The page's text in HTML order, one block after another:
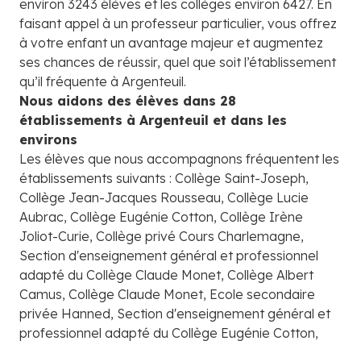
environ 3243 élèves et les collèges environ 6427. En
faisant appel à un professeur particulier, vous offrez
à votre enfant un avantage majeur et augmentez
ses chances de réussir, quel que soit l’établissement
qu’il fréquente à Argenteuil.
Nous aidons des élèves dans 28
établissements à Argenteuil et dans les
environs
Les élèves que nous accompagnons fréquentent les
établissements suivants : Collège Saint-Joseph,
Collège Jean-Jacques Rousseau, Collège Lucie
Aubrac, Collège Eugénie Cotton, Collège Irène
Joliot-Curie, Collège privé Cours Charlemagne,
Section d'enseignement général et professionnel
adapté du Collège Claude Monet, Collège Albert
Camus, Collège Claude Monet, Ecole secondaire
privée Hanned, Section d'enseignement général et
professionnel adapté du Collège Eugénie Cotton,